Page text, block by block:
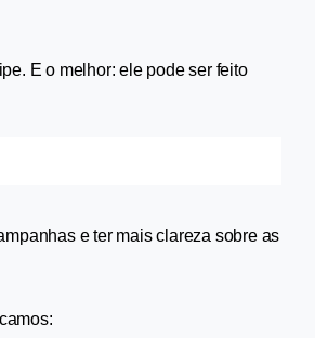
E o melhor: ele pode ser feito
e ter mais clareza sobre as